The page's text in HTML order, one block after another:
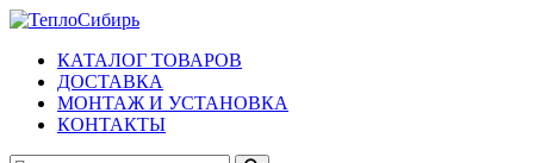
КАТАЛОГ ТОВАРОВ
ДОСТАВКА
МОНТАЖ И УСТАНОВКА
КОНТАКТЫ